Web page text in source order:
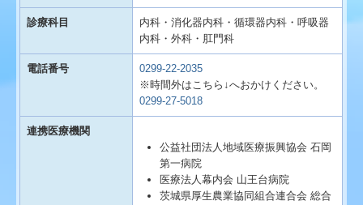
診療科目
内科・消化器内科・循環器内科・呼吸器
内科・外科・肛門科
電話番号
0299-22-2035
※時間外はこちら↓へおかけください。
0299-27-5018
連携医療機関
公益社団法人地域医療振興協会 石岡
第一病院
医療法人幕内会 山王台病院
茨城県厚生農業協同組合連合会 総合